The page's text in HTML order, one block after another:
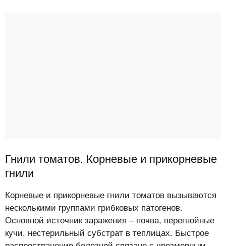
Гнили томатов. Корневые и прикорневые
гнили
Корневые и прикорневые гнили томатов вызываются
несколькими группами грибковых патогенов.
Основной источник заражения – почва, перегнойные
кучи, нестерильный субстрат в теплицах. Быстрое